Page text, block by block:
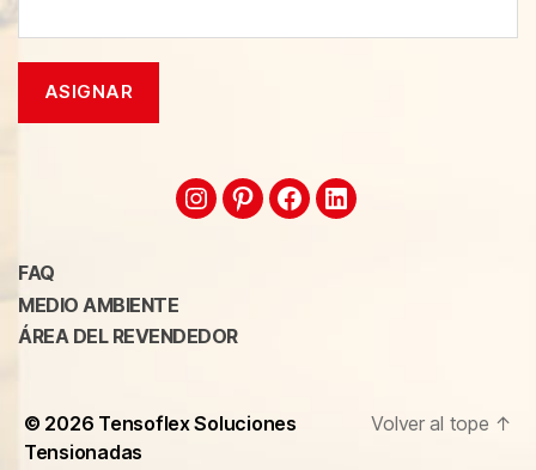
FAQ
MEDIO AMBIENTE
ÁREA DEL REVENDEDOR
© 2026 Tensoflex Soluciones
Tensionadas
Volver al tope ↑